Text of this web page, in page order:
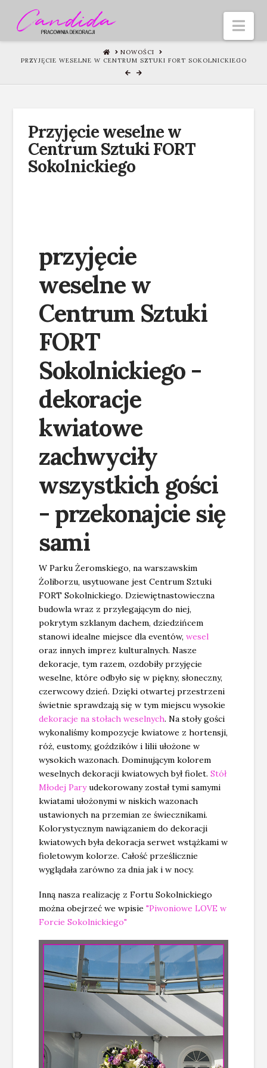
HOMENOWOŚCI
PRZYJĘCIE WESELNE W CENTRUM SZTUKI FORT SOKOLNICKIEGO
Przyjęcie weselne w
Centrum Sztuki FORT
Sokolnickiego
przyjęcie
weselne w
Centrum Sztuki
FORT
Sokolnickiego -
dekoracje
kwiatowe
zachwyciły
wszystkich gości
- przekonajcie się
sami
W Parku Żeromskiego, na warszawskim
Żoliborzu, usytuowane jest Centrum Sztuki
FORT Sokolnickiego. Dziewiętnastowieczna
budowla wraz z przylegającym do niej,
pokrytym szklanym dachem, dziedzińcem
stanowi idealne miejsce dla eventów,wesel
oraz innych imprez kulturalnych. Nasze
dekoracje, tym razem, ozdobiły przyjęcie
weselne, które odbyło się w piękny, słoneczny,
czerwcowy dzień. Dzięki otwartej przestrzeni
świetnie sprawdzają się w tym miejscu wysokie
dekoracje na stołach weselnych. Na stoły gości
wykonaliśmy kompozycje kwiatowe z hortensji,
róż, eustomy, goździków i lilii ułożone w
wysokich wazonach. Dominującym kolorem
weselnych dekoracji kwiatowych był fiolet.Stół
Młodej Paryudekorowany został tymi samymi
kwiatami ułożonymi w niskich wazonach
ustawionych na przemian ze świecznikami.
Kolorystycznym nawiązaniem do dekoracji
kwiatowych była dekoracja serwet wstążkami w
fioletowym kolorze. Całość prześlicznie
wyglądała zarówno za dnia jak i w nocy.
Inną nasza realizację z Fortu Sokolnickiego
można obejrzeć we wpisie"Piwoniowe LOVE w
Forcie Sokolnickiego"